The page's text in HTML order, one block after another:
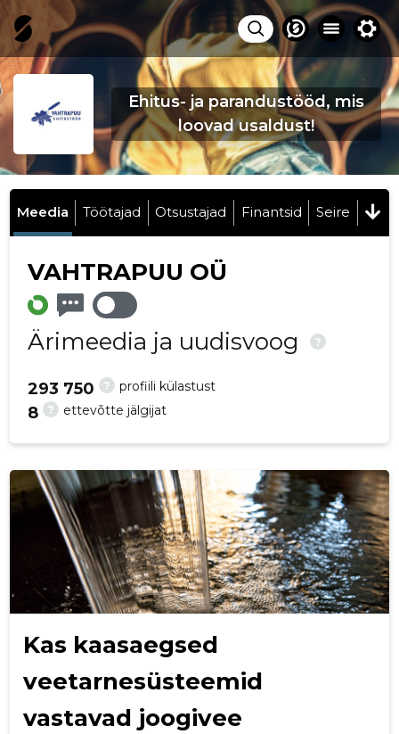
Ehitus- ja parandustööd, mis
loovad usaldust!
Meedia Töötajad Otsustajad Finantsid Seire
VAHTRAPUU OÜ
Ärimeedia ja uudisvoog ?
? profiili külastust
293 750
? ettevõtte jälgijat
8
Kas kaasaegsed
veetarnesüsteemid
vastavad joogivee